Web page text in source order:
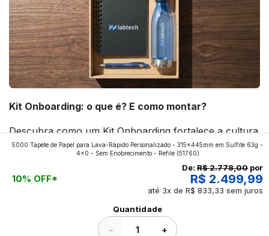
Kit Onboarding: o que é? E como montar?
Descubra como um Kit Onboarding fortalece a cultura
da empresa, melhora a experiência dos novos
colaboradores e ajuda a construir uma marca mais
forte! Confira!
5000 Tapete de Papel para Lava-Rápido Personalizado - 315x445mm em Sulfite 63g -
4x0 - Sem Enobrecimento - Refile(51760)
10% OFF*
De: R$ 2.778,00 por
R$ 2.499,99
até 3x de R$ 833,33 sem juros
Quantidade
− +